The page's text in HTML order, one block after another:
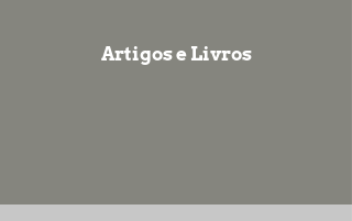
Artigos e Livros